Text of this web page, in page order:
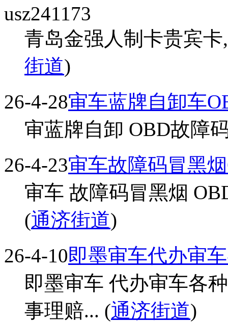
usz241173
青岛金强人制卡贵宾
街道)
26-4-28审车蓝牌自卸车
审蓝牌自卸 OBD故障
26-4-23审车故障码冒黑
审车 故障码冒黑烟
(通济街道)
26-4-10即墨审车代办审
即墨审车 代办审车各
事理赔... (通济街道)